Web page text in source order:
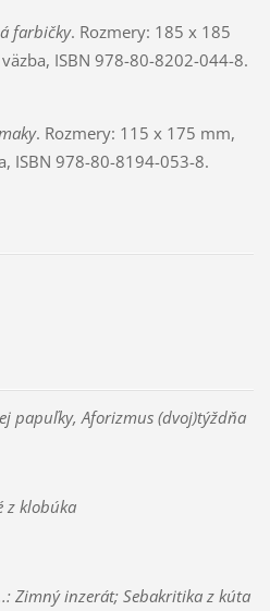
farbičky. Rozmery: 185 x 185
ISBN 978-80-8202-044-8.
. Rozmery: 115 x 175 mm,
ISBN 978-80-8194-053-8.
papuľky, Aforizmus (dvoj)týždňa
z klobúka
Zimný inzerát; Sebakritika z kúta